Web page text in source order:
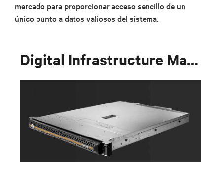
mercado para proporcionar acceso sencillo de un
único punto a datos valiosos del sistema.
Digital Infrastructure Management